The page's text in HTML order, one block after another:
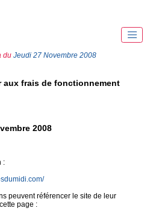
du Jeudi 27 Novembre 2008
aux frais de fonctionnement
2008
:
peuvent référencer le site de leur
page :